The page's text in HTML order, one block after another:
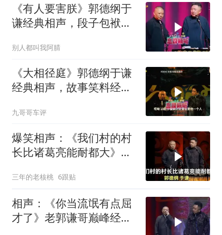
《有人要害朕》郭德纲于
谦经典相声，段子包袱满
别人都叫我阿腈
《大相径庭》郭德纲于谦
经典相声，故事笑料经典
九哥哥车评
爆笑相声：《我们村的村
长比诸葛亮能耐都大》郭
三年的老核桃 6跟贴
相声：《你当流氓有点屈
才了》老郭谦哥巅峰经典